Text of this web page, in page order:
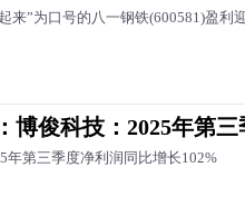
来”为口号的八一钢铁(600581)盈利
博俊科技：2025年第
年第三季度净利润同比增长102%